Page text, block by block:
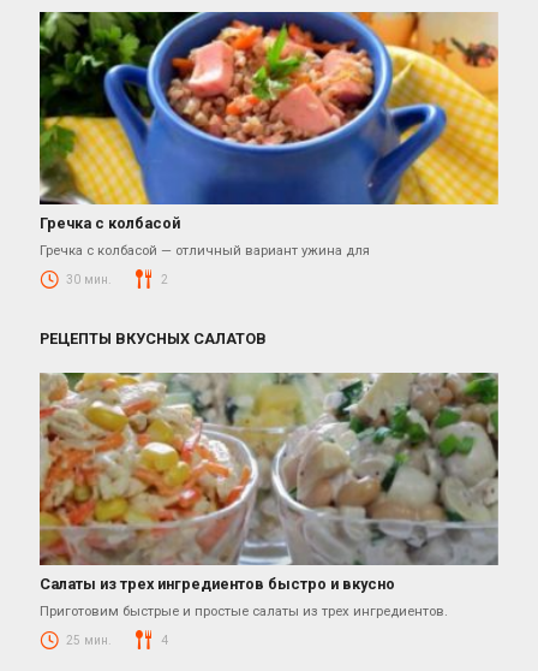
Вторые Блюда
Гречка с колбасой
Гречка с колбасой — отличный вариант ужина для
30 мин. 2
РЕЦЕПТЫ ВКУСНЫХ САЛАТОВ
Салаты
Салаты из трех ингредиентов быстро и вкусно
Приготовим быстрые и простые салаты из трех ингредиентов.
25 мин. 4